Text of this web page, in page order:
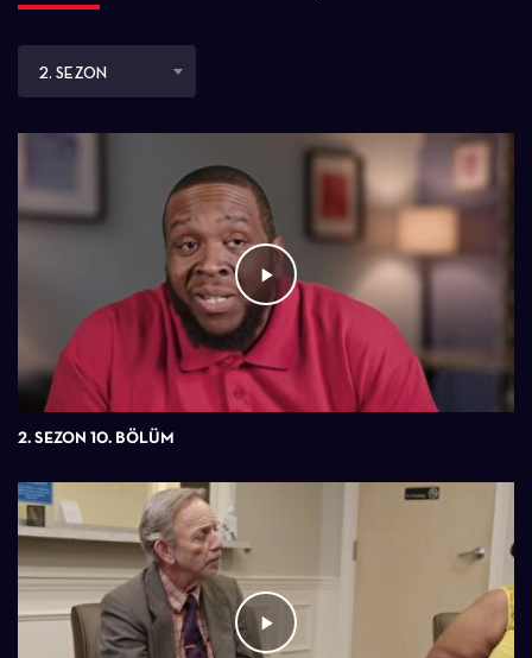
2. SEZON
2. SEZON 10. BÖLÜM